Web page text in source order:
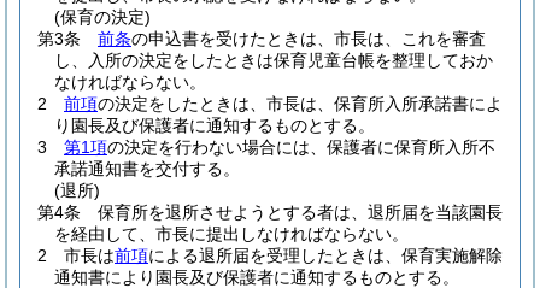
(保育の決定)
第3条
前条の申込書を受けたときは、市長は、これを審査
し、入所の決定をしたときは保育児童台帳を整理しておか
なければならない。
2
前項の決定をしたときは、市長は、保育所入所承諾書によ
り園長及び保護者に通知するものとする。
3
第1項の決定を行わない場合には、保護者に保育所入所不
承諾通知書を交付する。
(退所)
第4条
保育所を退所させようとする者は、退所届を当該園長
を経由して、市長に提出しなければならない。
2
市長は前項による退所届を受理したときは、保育実施解除
通知書により園長及び保護者に通知するものとする。